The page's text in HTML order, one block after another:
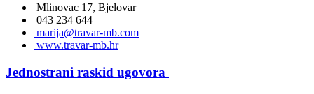
Mlinovac 17, Bjelovar
043 234 644
marija@travar-mb.com
www.travar-mb.hr
Jednostrani raskid ugovora